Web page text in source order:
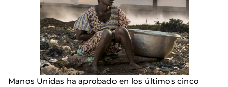
Manos Unidas ha aprobado en los últimos cinco